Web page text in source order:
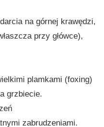
na górnej krawędzi,
przy główce),
plamkami (foxing)
grzbiecie.
zabrudzeniami.